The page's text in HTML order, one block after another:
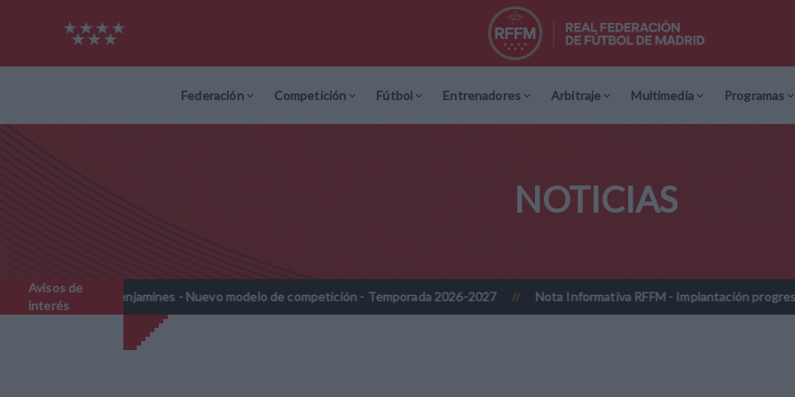
Federación Competición Fútbol Entrenadores Arbitraje Multimedia Programas
NOTICIAS
Avisos de
interés
- Nuevo modelo de competición - Temporada 2026-2027 // Nota Informativa RFFM - Implantación progresiva de la firma